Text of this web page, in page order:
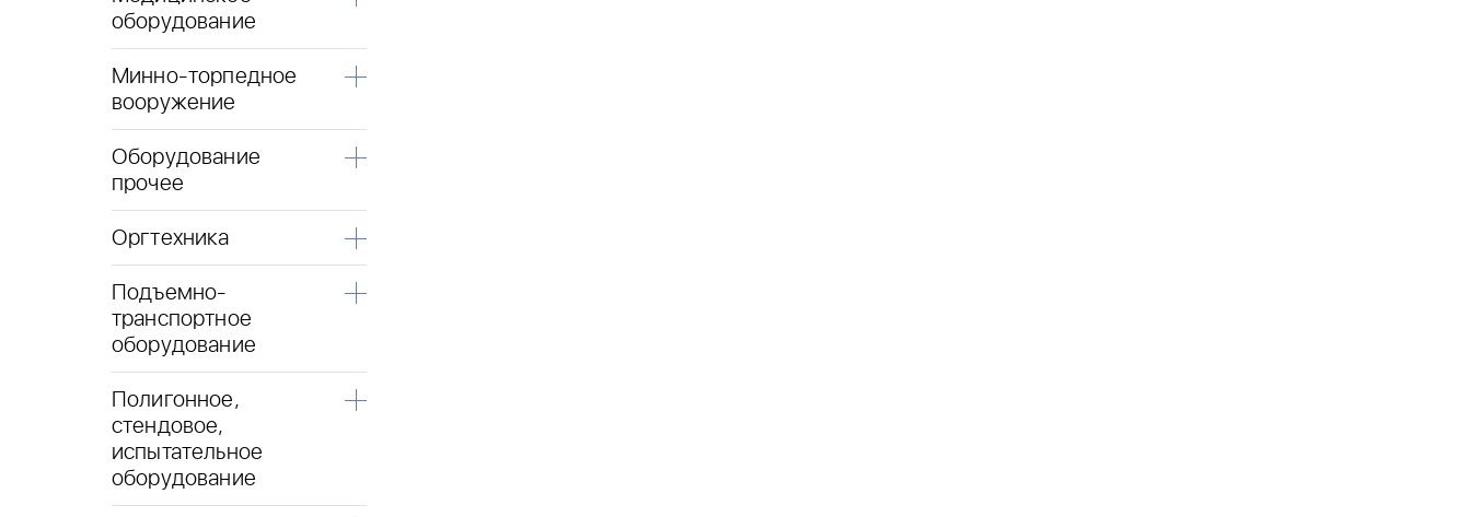
оборудование
Минно-торпедное
вооружение
Оборудование
прочее
Оргтехника
Подъемно-
транспортное
оборудование
Полигонное,
стендовое,
испытательное
оборудование